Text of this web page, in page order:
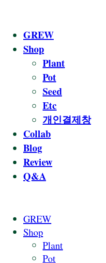
GREW
Shop
Plant
Pot
Seed
Etc
개인결제창
Collab
Blog
Review
Q&A
GREW
Shop
Plant
Pot